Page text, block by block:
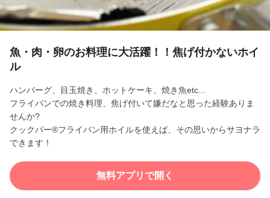
V
i
e
o
魚・肉・卵のお料理に大活躍！！焦げ付かないホイ
ル
ハンバーグ、目玉焼き、ホットケーキ、焼き魚etc...
フライパンでの焼き料理、焦げ付いて嫌だなと思った経験ありま
せんか?
クックパー®フライパン用ホイルを使えば、その思いからサヨナラ
できます！
無料アプリで開く